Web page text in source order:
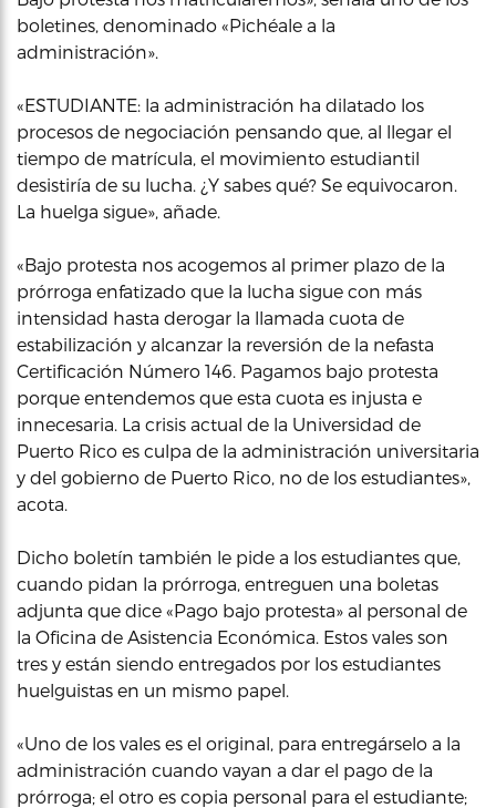
boletines, denominado «Pichéale a la
administración».
«ESTUDIANTE: la administración ha dilatado los
procesos de negociación pensando que, al llegar el
tiempo de matrícula, el movimiento estudiantil
desistiría de su lucha. ¿Y sabes qué? Se equivocaron.
La huelga sigue», añade.
«Bajo protesta nos acogemos al primer plazo de la
prórroga enfatizado que la lucha sigue con más
intensidad hasta derogar la llamada cuota de
estabilización y alcanzar la reversión de la nefasta
Certificación Número 146. Pagamos bajo protesta
porque entendemos que esta cuota es injusta e
innecesaria. La crisis actual de la Universidad de
Puerto Rico es culpa de la administración universitaria
y del gobierno de Puerto Rico, no de los estudiantes»,
acota.
Dicho boletín también le pide a los estudiantes que,
cuando pidan la prórroga, entreguen una boletas
adjunta que dice «Pago bajo protesta» al personal de
la Oficina de Asistencia Económica. Estos vales son
tres y están siendo entregados por los estudiantes
huelguistas en un mismo papel.
«Uno de los vales es el original, para entregárselo a la
administración cuando vayan a dar el pago de la
prórroga; el otro es copia personal para el estudiante;